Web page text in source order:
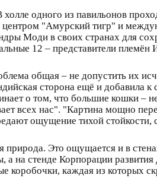
одного из павильонов
"Амурский тигр" и
Моди в своих странах для
12 – представители
общая – не допустить их
сторона ещё и добавила
о том, что большие кошки –
всех нас". "Картина мощно
ощущение тихой
Это ощущается и в
стенде Корпорации
коробочки, каждая из которых